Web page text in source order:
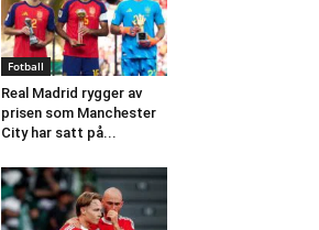
Fotball
Real Madrid rygger av
prisen som Manchester
City har satt på...